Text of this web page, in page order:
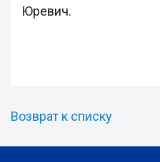
Юревич.
Возврат к списку